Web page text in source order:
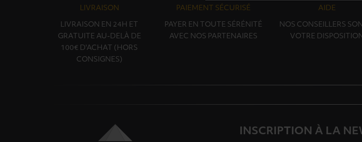
LIVRAISON
LIVRAISON EN 24H ET
GRATUITE AU-DELÀ DE
100€ D'ACHAT (HORS
CONSIGNES)
PAIEMENT SÉCURISÉ
PAYER EN TOUTE SÉRÉNITÉ
AVEC NOS PARTENAIRES
AIDE
NOS CONSEILLERS
VOTRE DISPOSITION
INSCRIPTION À LA